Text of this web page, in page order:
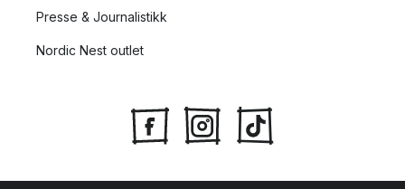
Presse & Journalistikk
Nordic Nest outlet